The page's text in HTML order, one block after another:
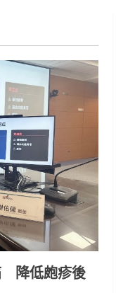
降低皰疹後